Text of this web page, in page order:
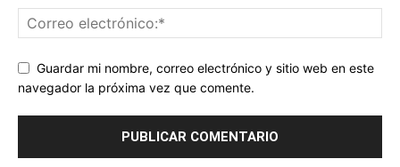
Guardar mi nombre, correo electrónico y sitio web en este
navegador la próxima vez que comente.